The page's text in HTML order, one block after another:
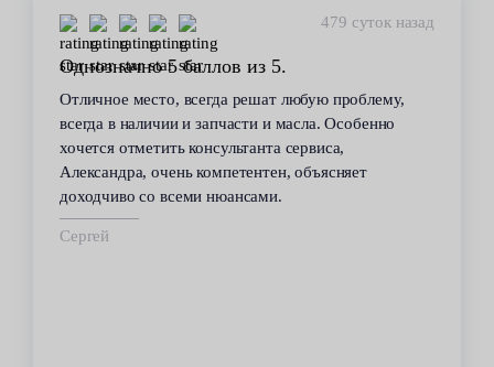
479 суток назад
Однозначно 5 баллов из 5.
Отличное место, всегда решат любую проблему,
всегда в наличии и запчасти и масла. Особенно
хочется отметить консультанта сервиса,
Александра, очень компетентен, объясняет
доходчиво со всеми нюансами.
Сергей